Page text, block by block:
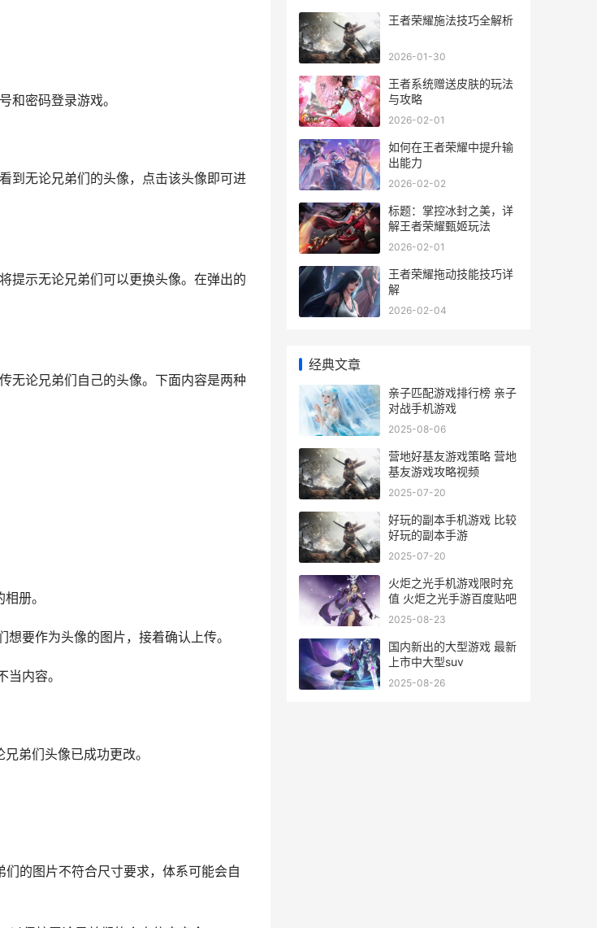
和密码登录游戏。
到无论兄弟们的头像，点击该头像即可进
提示无论兄弟们可以更换头像。在弹出的
无论兄弟们自己的头像。下面内容是两种
册。
要作为头像的图片，接着确认上传。
内容。
弟们头像已成功更改。
的图片不符合尺寸要求，体系可能会自
王者荣耀施法技巧全解析
2026-01-30
王者系统赠送皮肤的玩法
与攻略
2026-02-01
如何在王者荣耀中提升输
出能力
2026-02-02
标题：掌控冰封之美，详
解王者荣耀甄姬玩法
2026-02-01
王者荣耀拖动技能技巧详
解
2026-02-04
经典文章
亲子匹配游戏排行榜 亲子
对战手机游戏
2025-08-06
营地好基友游戏策略 营地
基友游戏攻略视频
2025-07-20
好玩的副本手机游戏 比较
好玩的副本手游
2025-07-20
火炬之光手机游戏限时充
值 火炬之光手游百度贴吧
2025-08-23
国内新出的大型游戏 最新
上市中大型suv
2025-08-26